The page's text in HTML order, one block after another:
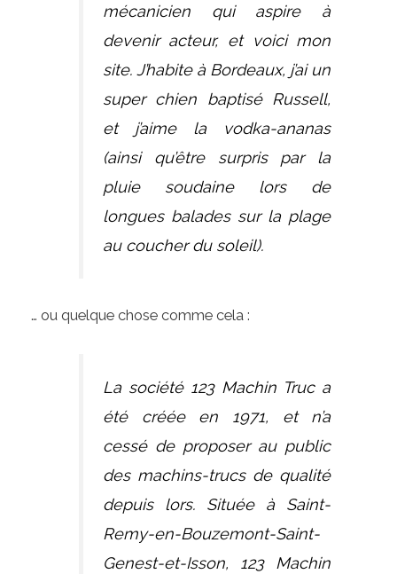
mécanicien qui aspire à
devenir acteur, et voici mon
site. J’habite à Bordeaux, j’ai un
super chien baptisé Russell,
et j’aime la vodka-ananas
(ainsi qu’être surpris par la
pluie soudaine lors de
longues balades sur la plage
au coucher du soleil).
… ou quelque chose comme cela :
La société 123 Machin Truc a
été créée en 1971, et n’a
cessé de proposer au public
des machins-trucs de qualité
depuis lors. Située à Saint-
Remy-en-Bouzemont-Saint-
Genest-et-Isson, 123 Machin